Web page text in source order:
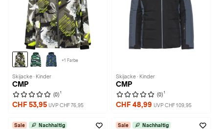
+1 Farbe
Skijacke · Kinder
CMP
(0) 1
CHF 53,95 UVP CHF 76,95
Skijacke · Kinder
CMP
(0) 1
CHF 48,99 UVP CHF 109,95
Sale Nachhaltig Sale Nachhaltig